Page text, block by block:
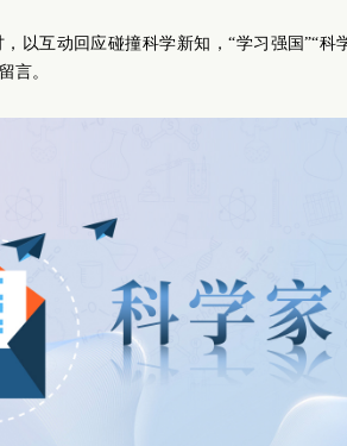
以互动回应碰撞科学新知，“学习强国”“科
言。